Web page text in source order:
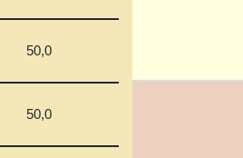
50,0
50,0